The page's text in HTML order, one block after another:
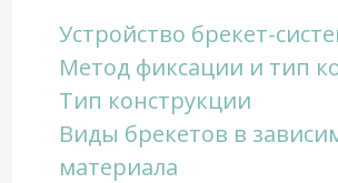
Устройство брекет-
Метод фиксации и тип
Тип конструкции
Виды брекетов в
материала